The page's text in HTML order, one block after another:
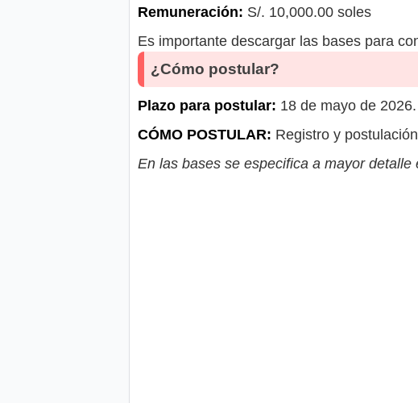
Remuneración: S/. 10,000.00 soles
Es importante descargar las bases para
¿Cómo postular?
Plazo para postular: 18 de mayo de
CÓMO POSTULAR: Registro y
En las bases se especifica a mayor